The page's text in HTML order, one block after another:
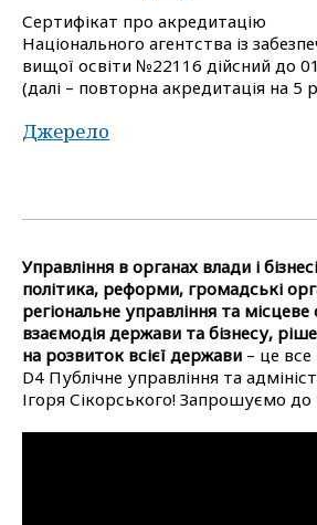
Сертифікат про акредитацію
Національного агентства із
вищої освіти №22116 дійсний до
(далі – повторна акредитація на 5
Джерело
Управління в органах влади і
політика, реформи, громадські
регіональне управління та
взаємодія держави та бізнесу,
на розвиток всієї держави – це все
D4 Публічне управління та
Ігоря Сікорського! Запрошуємо до